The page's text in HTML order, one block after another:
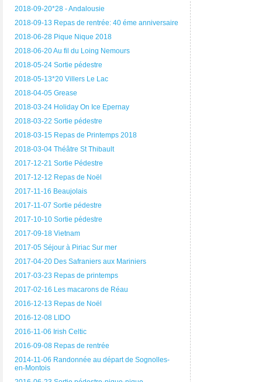
2018-09-20*28 - Andalousie
2018-09-13 Repas de rentrée: 40 éme anniversaire
2018-06-28 Pique Nique 2018
2018-06-20 Au fil du Loing Nemours
2018-05-24 Sortie pédestre
2018-05-13*20 Villers Le Lac
2018-04-05 Grease
2018-03-24 Holiday On Ice Epernay
2018-03-22 Sortie pédestre
2018-03-15 Repas de Printemps 2018
2018-03-04 Théâtre St Thibault
2017-12-21 Sortie Pédestre
2017-12-12 Repas de Noël
2017-11-16 Beaujolais
2017-11-07 Sortie pédestre
2017-10-10 Sortie pédestre
2017-09-18 Vietnam
2017-05 Séjour à Piriac Sur mer
2017-04-20 Des Safraniers aux Mariniers
2017-03-23 Repas de printemps
2017-02-16 Les macarons de Réau
2016-12-13 Repas de Noël
2016-12-08 LIDO
2016-11-06 Irish Celtic
2016-09-08 Repas de rentrée
2014-11-06 Randonnée au départ de Sognolles-
en-Montois